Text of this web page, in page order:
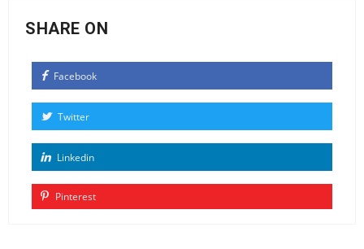
SHARE ON
Facebook
Twitter
Linkedin
Pinterest